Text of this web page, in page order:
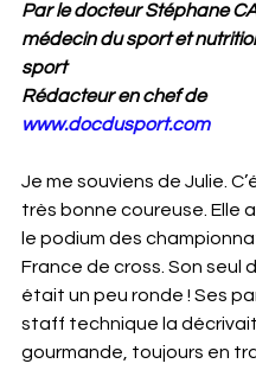
Par le docteur Stéphane
médecin du sport et
sport
Rédacteur en chef de
www.docdusport.com
Je me souviens de Julie.
très bonne coureuse. Elle
le podium des
France de cross. Son seul
était un peu ronde ! Ses
staff technique la
gourmande, toujours en